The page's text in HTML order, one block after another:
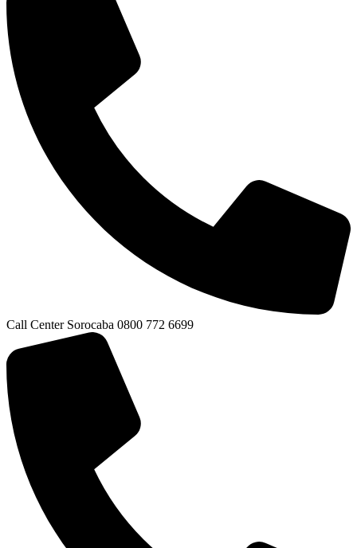
Call Center Sorocaba 0800 772 6699